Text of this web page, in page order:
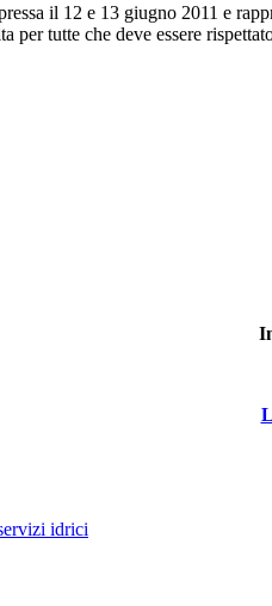
il 12 e 13 giugno 2011 e
per tutte che deve essere
idrici